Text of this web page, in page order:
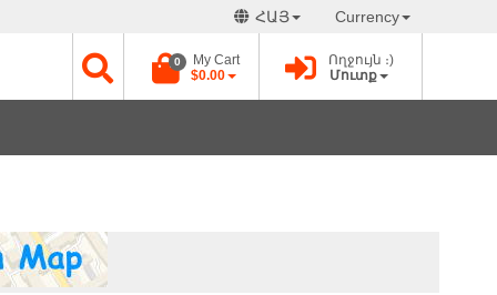
ՀԱՅ Currency
My Cart
0
$0.00
Ողջույն ։)
Մուտք